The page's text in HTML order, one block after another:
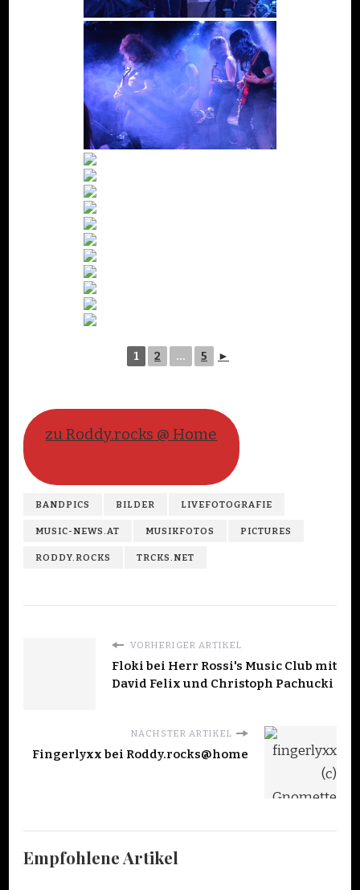
1 2 ... 5 ►
zu Roddy.rocks @ Home
BANDPICS BILDER LIVEFOTOGRAFIE
MUSIC-NEWS.AT MUSIKFOTOS PICTURES
RODDY.ROCKS TRCKS.NET
VORHERIGER ARTIKEL
Floki bei Herr Rossi's Music Club mit
David Felix und Christoph Pachucki
NÄCHSTER ARTIKEL
Fingerlyxx bei Roddy.rocks@home
Empfohlene Artikel